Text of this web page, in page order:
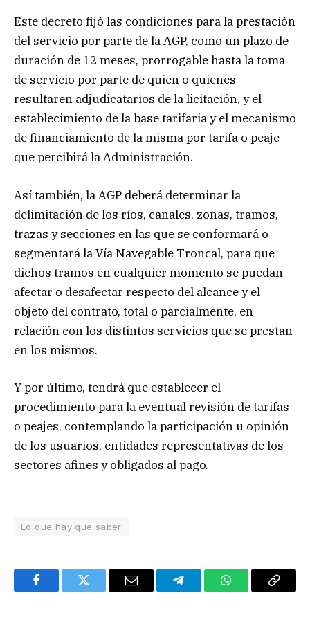
Este decreto fijó las condiciones para la prestación
del servicio por parte de la AGP, como un plazo de
duración de 12 meses, prorrogable hasta la toma
de servicio por parte de quien o quienes
resultaren adjudicatarios de la licitación, y el
establecimiento de la base tarifaria y el mecanismo
de financiamiento de la misma por tarifa o peaje
que percibirá la Administración.
Así también, la AGP deberá determinar la
delimitación de los ríos, canales, zonas, tramos,
trazas y secciones en las que se conformará o
segmentará la Vía Navegable Troncal, para que
dichos tramos en cualquier momento se puedan
afectar o desafectar respecto del alcance y el
objeto del contrato, total o parcialmente, en
relación con los distintos servicios que se prestan
en los mismos.
Y por último, tendrá que establecer el
procedimiento para la eventual revisión de tarifas
o peajes, contemplando la participación u opinión
de los usuarios, entidades representativas de los
sectores afines y obligados al pago.
Lo que hay que saber
FacebookTwitter Email TelegramWhatsAppCopy